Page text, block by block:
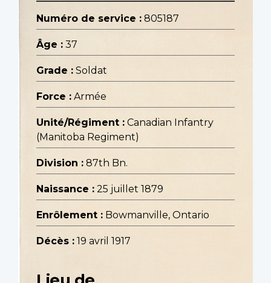
Numéro de service : 805187
Âge : 37
Grade : Soldat
Force : Armée
Unité/Régiment : Canadian Infantry
(Manitoba Regiment)
Division : 87th Bn.
Naissance : 25 juillet 1879
Enrôlement : Bowmanville, Ontario
Décès : 19 avril 1917